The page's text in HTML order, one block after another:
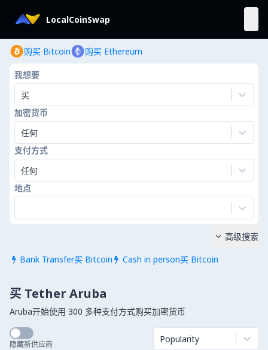
LocalCoinSwap
购买 Bitcoin 购买 Ethereum
我想要
买
加密货币
任何
支付方式
任何
地点
 Bank Transfer买 Bitcoin  Cash in person买 Bitcoin
 高级搜索
买 Tether Aruba
Aruba开始使用 300 多种支付方式购买加密货币
隐藏新供应商 Popularity